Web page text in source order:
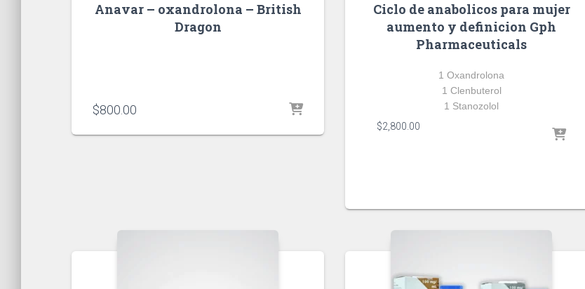
Anavar – oxandrolona – British
Dragon
$800.00
Ciclo de anabolicos para mujer
aumento y definicion Gph
Pharmaceuticals
1 Oxandrolona
1 Clenbuterol
1 Stanozolol
$2,800.00